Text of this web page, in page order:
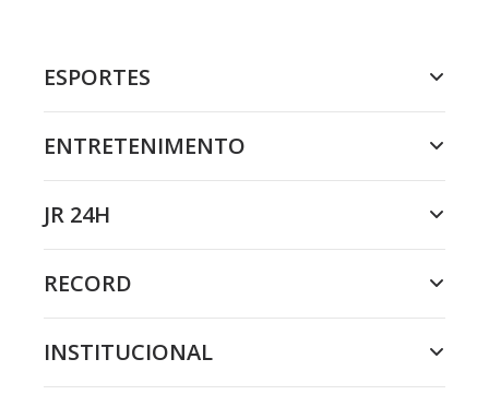
ESPORTES
ENTRETENIMENTO
JR 24H
RECORD
INSTITUCIONAL